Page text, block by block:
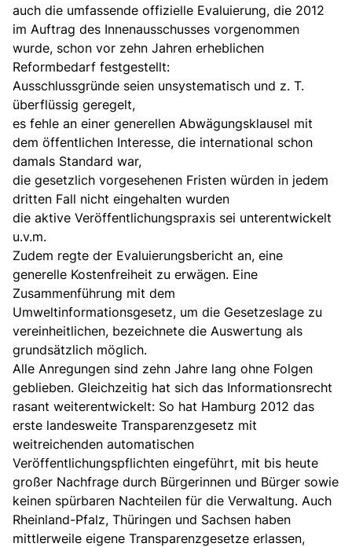
auch die umfassende offizielle Evaluierung, die 2012
im Auftrag des Innenausschusses vorgenommen
wurde, schon vor zehn Jahren erheblichen
Reformbedarf festgestellt:
Ausschlussgründe seien unsystematisch und z. T.
überflüssig geregelt,
es fehle an einer generellen Abwägungsklausel mit
dem öffentlichen Interesse, die international schon
damals Standard war,
die gesetzlich vorgesehenen Fristen würden in jedem
dritten Fall nicht eingehalten wurden
die aktive Veröffentlichungspraxis sei unterentwickelt
u.v.m.
Zudem regte der Evaluierungsbericht an, eine
generelle Kostenfreiheit zu erwägen. Eine
Zusammenführung mit dem
Umweltinformationsgesetz, um die Gesetzeslage zu
vereinheitlichen, bezeichnete die Auswertung als
grundsätzlich möglich.
Alle Anregungen sind zehn Jahre lang ohne Folgen
geblieben. Gleichzeitig hat sich das Informationsrecht
rasant weiterentwickelt: So hat Hamburg 2012 das
erste landesweite Transparenzgesetz mit
weitreichenden automatischen
Veröffentlichungspflichten eingeführt, mit bis heute
großer Nachfrage durch Bürgerinnen und Bürger sowie
keinen spürbaren Nachteilen für die Verwaltung. Auch
Rheinland-Pfalz, Thüringen und Sachsen haben
mittlerweile eigene Transparenzgesetze erlassen,